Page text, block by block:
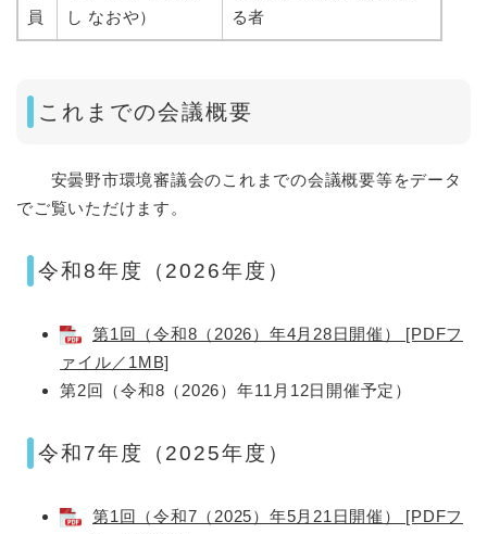
員
し なおや）
る者
これまでの会議概要
安曇野市環境審議会のこれまでの会議概要等をデータ
でご覧いただけます。
令和8年度（2026年度）
第1回（令和8（2026）年4月28日開催） [PDFフ
ァイル／1MB]
第2回（令和8（2026）年11月12日開催予定）
令和7年度（2025年度）
第1回（令和7（2025）年5月21日開催） [PDFフ